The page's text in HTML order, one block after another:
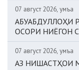
07 август 2026, Ҷумъа
АБУАБДУЛЛОҲИ
ОСОРИ НИЁГОН
07 август 2026, Ҷумъа
АЗ НИШАСТҲОИ